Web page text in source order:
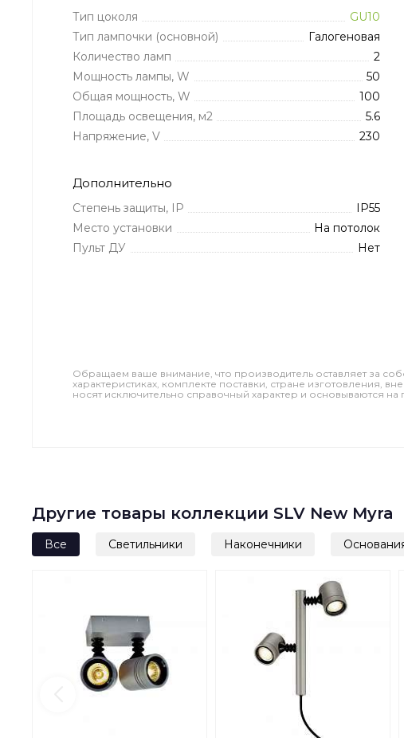
Тип цоколя
GU10
Тип лампочки (основной)
Галогеновая
Количество ламп
2
Мощность лампы, W
50
Общая мощность, W
100
Площадь освещения, м2
5.6
Напряжение, V
230
Дополнительно
Степень защиты, IP
IP55
Место установки
На потолок
Пульт ДУ
Нет
Обращаем ваше внимание, что производитель оставляет за
характеристиках, комплекте поставки, стране изготовления,
носят исключительно справочный характер и основываются
Другие товары коллекции SLV New Myra
Все Светильники Наконечники